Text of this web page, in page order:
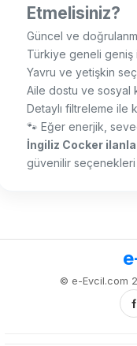
Etmelisiniz?
Güncel ve
Türkiye geneli geniş
Yavru ve yetişkin
Aile dostu ve sosyal
Detaylı filtreleme ile
🐾 Eğer enerjik,
İngiliz Cocker
güvenilir
© e-Evcil.com
f